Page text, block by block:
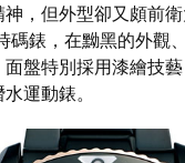
神，但外型卻又頗前
碼錶，在黝黑的外觀
盤特別採用漆繪技
運動錶。